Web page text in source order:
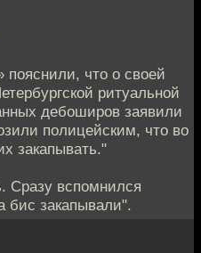
пояснили, что о своей
ритуальной
дебоширов заявили
полицейским, что во
закапывать."
Сразу вспомнился
бис закапывали".